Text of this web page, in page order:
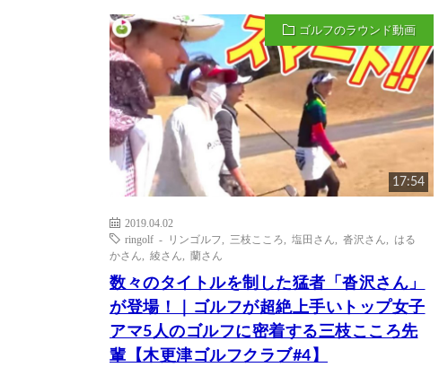
ゴルフのラウンド動画
17:54
2019.04.02
ringolf - リンゴルフ
三枝こころ 塩田さん 沓沢さん
はる
かさん
綾さん 蘭さん
数々のタイトルを制した猛者「沓沢さん」
が登場！｜ゴルフが超絶上手いトップ女子
アマ5人のゴルフに密着する三枝こころ先
輩【木更津ゴルフクラブ#4】